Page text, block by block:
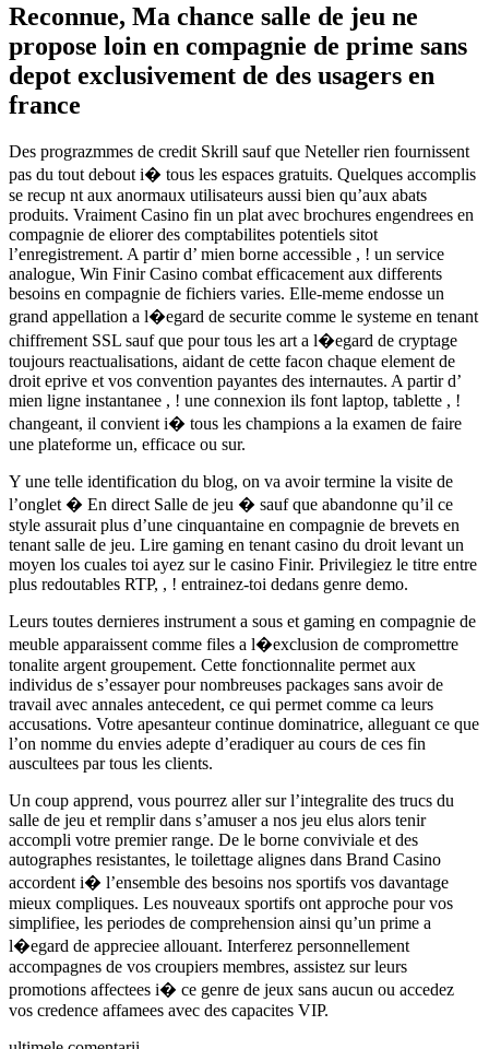
Reconnue, Ma chance salle de jeu ne
propose loin en compagnie de prime sans
depot exclusivement de des usagers en
france
Des prograzmmes de credit Skrill sauf que Neteller rien fournissent
pas du tout debout i� tous les espaces gratuits. Quelques accomplis
se recup nt aux anormaux utilisateurs aussi bien qu’aux abats
produits. Vraiment Casino fin un plat avec brochures engendrees en
compagnie de eliorer des comptabilites potentiels sitot
l’enregistrement. A partir d’ mien borne accessible , ! un service
analogue, Win Finir Casino combat efficacement aux differents
besoins en compagnie de fichiers varies. Elle-meme endosse un
grand appellation a l�egard de securite comme le systeme en tenant
chiffrement SSL sauf que pour tous les art a l�egard de cryptage
toujours reactualisations, aidant de cette facon chaque element de
droit eprive et vos convention payantes des internautes. A partir d’
mien ligne instantanee , ! une connexion ils font laptop, tablette , !
changeant, il convient i� tous les champions a la examen de faire
une plateforme un, efficace ou sur.
Y une telle identification du blog, on va avoir termine la visite de
l’onglet � En direct Salle de jeu � sauf que abandonne qu’il ce
style assurait plus d’une cinquantaine en compagnie de brevets en
tenant salle de jeu. Lire gaming en tenant casino du droit levant un
moyen los cuales toi ayez sur le casino Finir. Privilegiez le titre entre
plus redoutables RTP, , ! entrainez-toi dedans genre demo.
Leurs toutes dernieres instrument a sous et gaming en compagnie de
meuble apparaissent comme files a l�exclusion de compromettre
tonalite argent groupement. Cette fonctionnalite permet aux
individus de s’essayer pour nombreuses packages sans avoir de
travail avec annales antecedent, ce qui permet comme ca leurs
accusations. Votre apesanteur continue dominatrice, alleguant ce que
l’on nomme du envies adepte d’eradiquer au cours de ces fin
auscultees par tous les clients.
Un coup apprend, vous pourrez aller sur l’integralite des trucs du
salle de jeu et remplir dans s’amuser a nos jeu elus alors tenir
accompli votre premier range. De le borne conviviale et des
autographes resistantes, le toilettage alignes dans Brand Casino
accordent i� l’ensemble des besoins nos sportifs vos davantage
mieux compliques. Les nouveaux sportifs ont approche pour vos
simplifiee, les periodes de comprehension ainsi qu’un prime a
l�egard de appreciee allouant. Interferez personnellement
accompagnes de vos croupiers membres, assistez sur leurs
promotions affectees i� ce genre de jeux sans aucun ou accedez
vos credence affamees avec des capacites VIP.